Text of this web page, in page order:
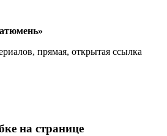
прямая, открытая ссылка
на странице